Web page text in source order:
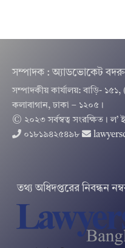
সম্পাদক : অ্যাডভোকেট
সম্পাদকীয় কার্যালয়: বাড়ি-
কলাবাগান, ঢাকা – ১২০৫।
© ২০২৩ সর্বস্বত্ব সংরক্ষিত । ল’
০১৮১৯৪২৫৪৯৮
তথ‌্য অ‌ধিদপ্ত‌রের নিবন্ধন